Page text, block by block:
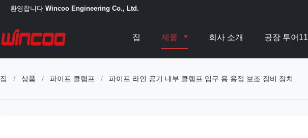
환영합니다 Wincoo Engineering Co., Ltd.
집 제품 회사 소개 공장 투어11
집 / 상품 / 파이프 클램프 / 파이프 라인 공기 내부 클램프 입구 용 용접 보조 장비 장치